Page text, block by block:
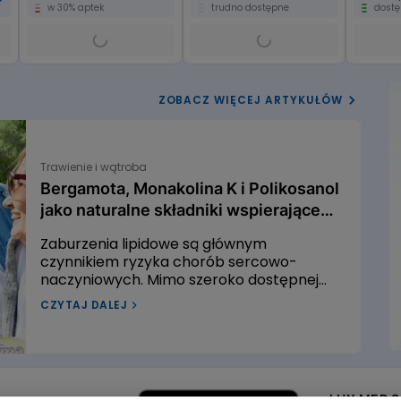
w 30% aptek trudno dostępne
ZOBACZ WIĘCEJ ARTYKUŁÓW
Trawienie i wątroba
Bergamota, Monakolina K i Polikosanol
jako naturalne składniki wspierające
Zaburzenia lipidowe są głównym
czynnikiem ryzyka chorób sercowo-
naczyniowych. Mimo szeroko dostępnej
edukacji zdrowotnej oraz różnorodności
terapii obniżających poziom lipidów,
sposoby na walkę z dyslipidemią? W
CZYTAJ DALEJ